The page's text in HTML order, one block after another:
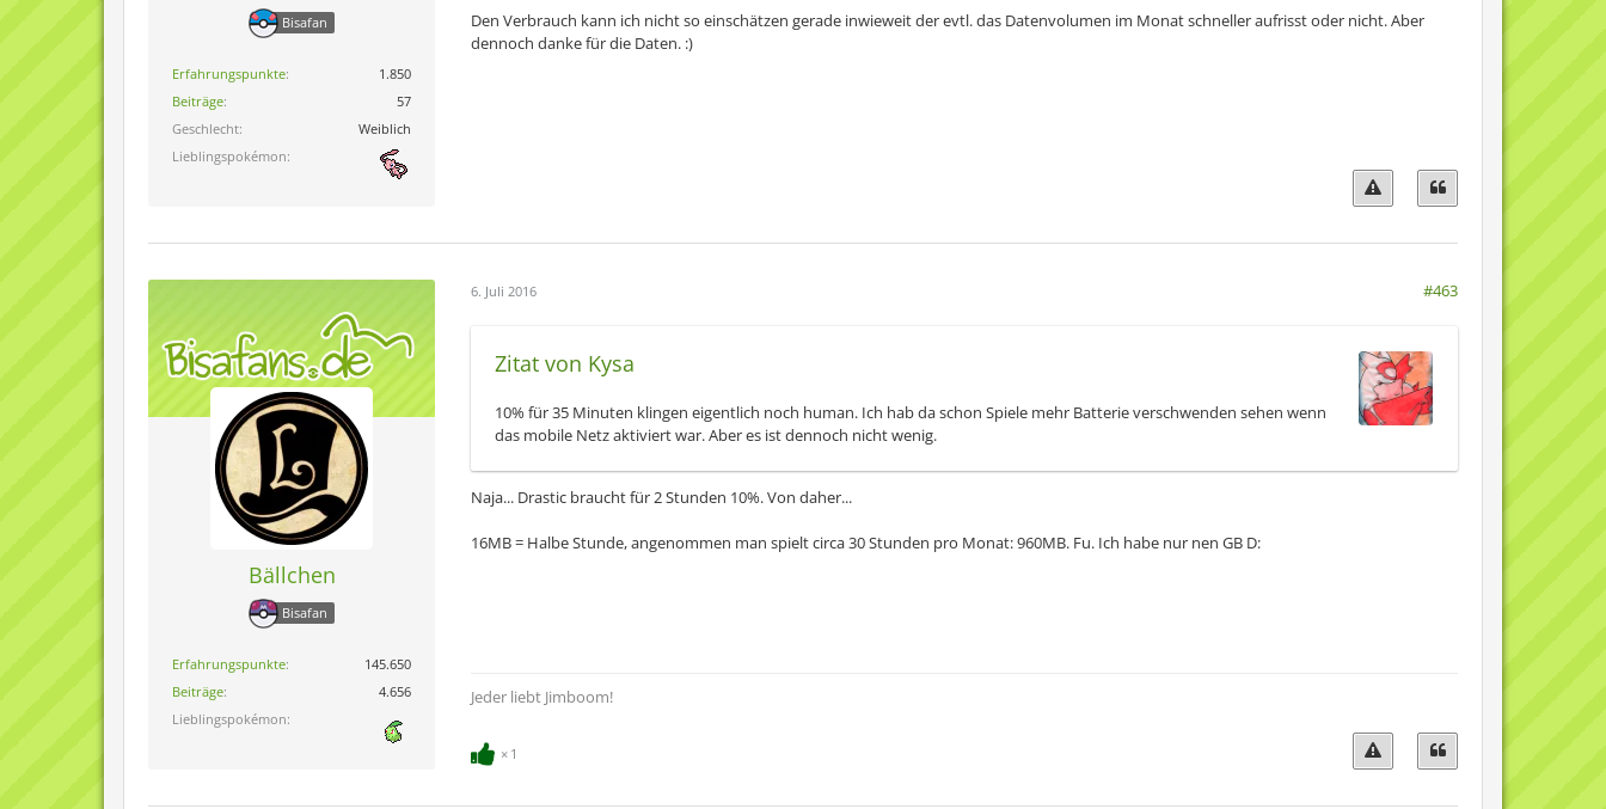
Bisafan
Erfahrungspunkte
1.850
Beiträge
57
Geschlecht
Weiblich
Lieblingspokémon
Den Verbrauch kann ich nicht so einschätzen gerade inwieweit der evtl. das Datenvolumen im Monat schneller aufrisst oder nicht. Aber
dennoch danke für die Daten. :)
Bällchen
Bisafan
Erfahrungspunkte
145.650
Beiträge
4.656
Lieblingspokémon
6. Juli 2016 #463
Zitat von Kysa
10% für 35 Minuten klingen eigentlich noch human. Ich hab da schon Spiele mehr Batterie verschwenden sehen wenn
das mobile Netz aktiviert war. Aber es ist dennoch nicht wenig.
Naja... Drastic braucht für 2 Stunden 10%. Von daher...
16MB = Halbe Stunde, angenommen man spielt circa 30 Stunden pro Monat: 960MB. Fu. Ich habe nur nen GB D:
Jeder liebt Jimboom!
1